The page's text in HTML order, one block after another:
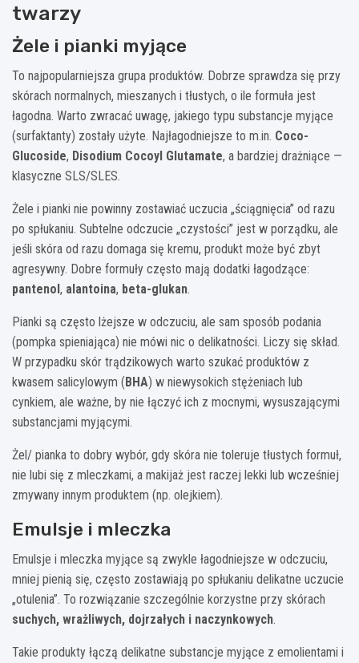
twarzy
Żele i pianki myjące
To najpopularniejsza grupa produktów. Dobrze sprawdza się przy
skórach normalnych, mieszanych i tłustych, o ile formuła jest
łagodna. Warto zwracać uwagę, jakiego typu substancje myjące
(surfaktanty) zostały użyte. Najłagodniejsze to m.in. Coco-
Glucoside, Disodium Cocoyl Glutamate, a bardziej drażniące —
klasyczne SLS/SLES.
Żele i pianki nie powinny zostawiać uczucia „ściągnięcia” od razu
po spłukaniu. Subtelne odczucie „czystości” jest w porządku, ale
jeśli skóra od razu domaga się kremu, produkt może być zbyt
agresywny. Dobre formuły często mają dodatki łagodzące:
pantenol, alantoina, beta-glukan.
Pianki są często lżejsze w odczuciu, ale sam sposób podania
(pompka spieniająca) nie mówi nic o delikatności. Liczy się skład.
W przypadku skór trądzikowych warto szukać produktów z
kwasem salicylowym (BHA) w niewysokich stężeniach lub
cynkiem, ale ważne, by nie łączyć ich z mocnymi, wysuszającymi
substancjami myjącymi.
Żel/ pianka to dobry wybór, gdy skóra nie toleruje tłustych formuł,
nie lubi się z mleczkami, a makijaż jest raczej lekki lub wcześniej
zmywany innym produktem (np. olejkiem).
Emulsje i mleczka
Emulsje i mleczka myjące są zwykle łagodniejsze w odczuciu,
mniej pienią się, często zostawiają po spłukaniu delikatne uczucie
„otulenia”. To rozwiązanie szczególnie korzystne przy skórach
suchych, wrażliwych, dojrzałych i naczynkowych.
Takie produkty łączą delikatne substancje myjące z emolientami i